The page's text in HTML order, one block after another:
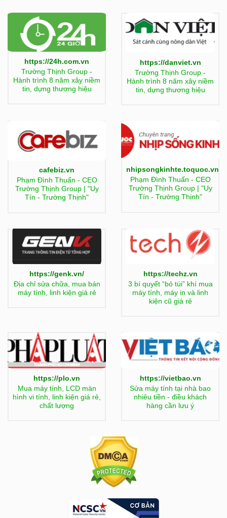
https://24h.com.vn
Trường Thịnh Group -
Hành trình 8 năm xây niềm
tin, dựng thương hiệu
https://danviet.vn
Trường Thịnh Group -
Hành trình 8 năm xây niềm
tin, dựng thương hiệu
cafebiz.vn
Phạm Đình Thuấn - CEO
Trường Thịnh Group | "Uy
Tín - Trường Thịnh"
nhipsongkinhte.toquoc.vn
Phạm Đình Thuấn - CEO
Trường Thịnh Group | "Uy
Tín - Trường Thịnh"
https://genk.vn/
Địa chỉ sửa chữa, mua bán
máy tính, linh kiện giá rẻ
https://techz.vn
3 bí quyết “bỏ túi” khí mua
máy tính, máy in và linh
kiện cũ giá rẻ
https://plo.vn
Mua máy tính, LCD màn
hình vi tính, linh kiện giá rẻ,
chất lượng
https://vietbao.vn
Sửa máy tính tại nhà bao
nhiêu tiền - điều khách
hàng cần lưu ý